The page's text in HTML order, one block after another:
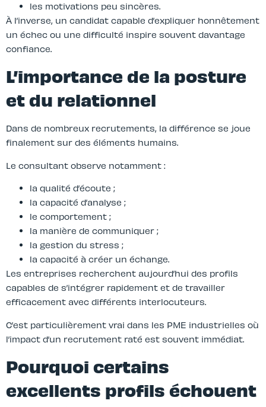
les motivations peu sincères.
À l’inverse, un candidat capable d’expliquer honnêtement
un échec ou une difficulté inspire souvent davantage
confiance.
L’importance de la posture
et du relationnel
Dans de nombreux recrutements, la différence se joue
finalement sur des éléments humains.
Le consultant observe notamment :
la qualité d’écoute ;
la capacité d’analyse ;
le comportement ;
la manière de communiquer ;
la gestion du stress ;
la capacité à créer un échange.
Les entreprises recherchent aujourd’hui des profils
capables de s’intégrer rapidement et de travailler
efficacement avec différents interlocuteurs.
C’est particulièrement vrai dans les PME industrielles où
l’impact d’un recrutement raté est souvent immédiat.
Pourquoi certains
excellents profils échouent